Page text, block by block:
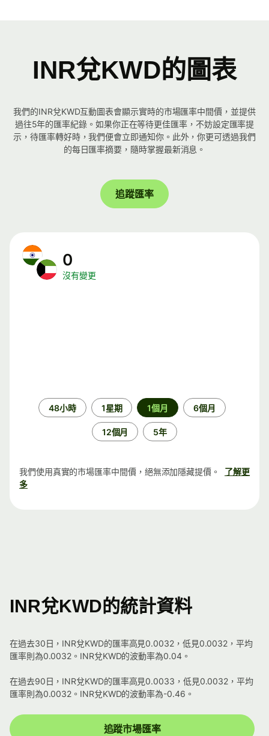
INR兌KWD的圖表
我們的INR兌KWD互動圖表會顯示實時的市場匯率中間價，並提供
過往5年的匯率紀錄。如果你正在等待更佳匯率，不妨設定匯率提
示，待匯率轉好時，我們便會立即通知你。此外，你更可透過我們
的每日匯率摘要，隨時掌握最新消息。
追蹤匯率
0
沒有變更
48小時 1星期 1個月 6個月
12個月 5年
我們使用真實的市場匯率中間價，絕無添加隱藏提價。
了解更
多
INR兌KWD的統計資料
在過去30日，INR兌KWD的匯率高見0.0032，低見0.0032，平均
匯率則為0.0032。INR兌KWD的波動率為0.04。
在過去90日，INR兌KWD的匯率高見0.0033，低見0.0032，平均
匯率則為0.0032。INR兌KWD的波動率為-0.46。
追蹤市場匯率